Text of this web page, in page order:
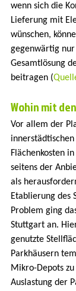
wenn sich die
Lieferung mit
wünschen,
gegenwärtig
Gesamtlösung
beitragen (
Wohin mit
Vor allem der
Flächenkosten
seitens der
als
Etablierung des
Problem ging
Stuttgart an.
genutzte
Parkhäusern
Mikro-Depots
Auslastung der